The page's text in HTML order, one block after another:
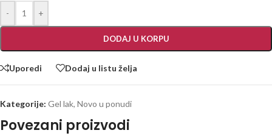
- +
DODAJ U KORPU
Uporedi Dodaj u listu želja
Kategorije: Gel lak, Novo u ponudi
Povezani proizvodi